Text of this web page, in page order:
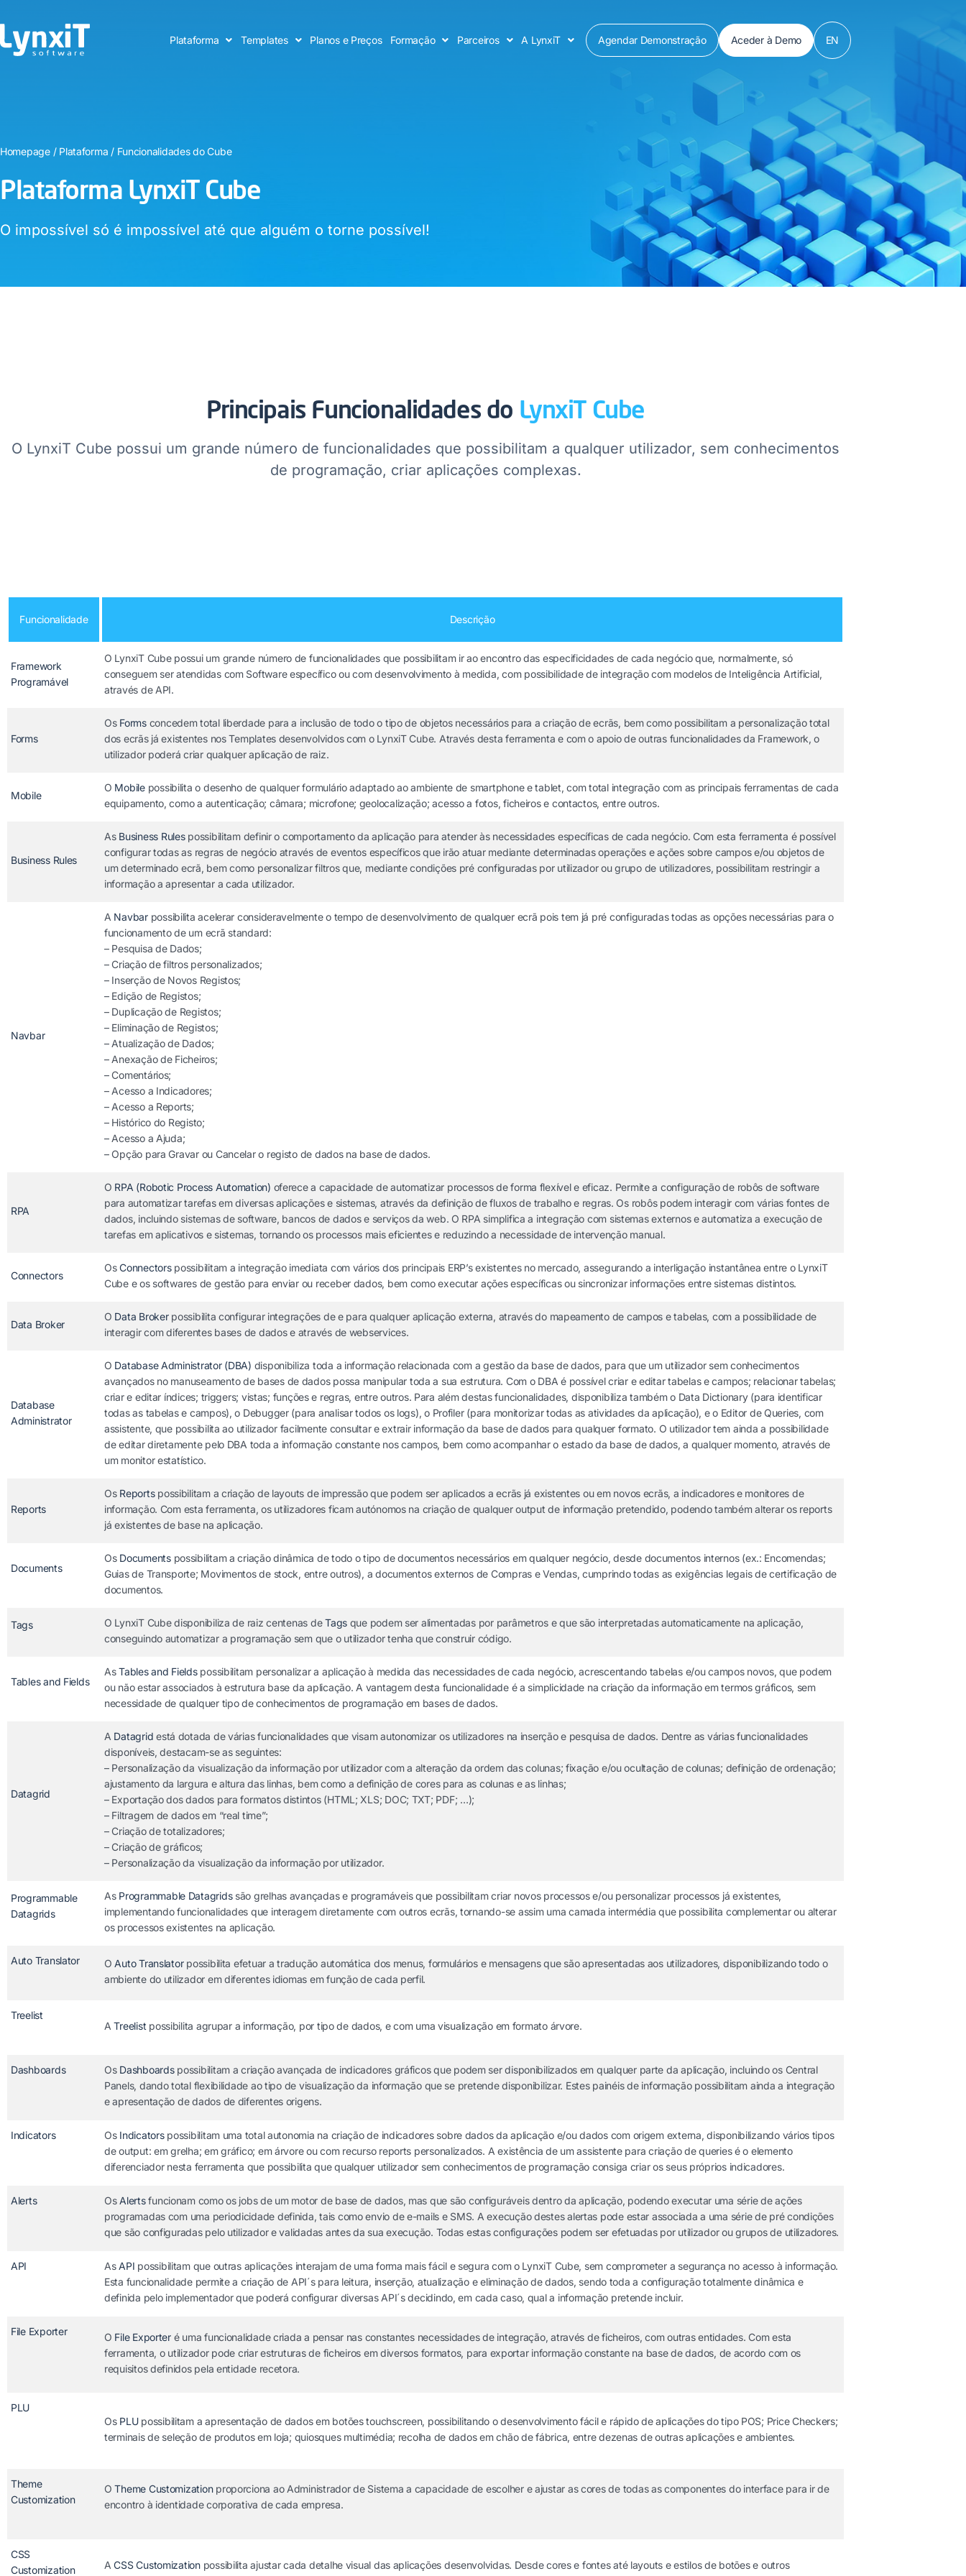
Plataforma Templates Planos e Preços Formação Parceiros A LynxiT Agendar Demonstração Aceder à Demo EN
Homepage/ Plataforma / Funcionalidades do Cube
Plataforma LynxiT Cube
O impossível só é impossível até que alguém o torne possível!​
Principais Funcionalidades do LynxiT Cube
O LynxiT Cube possui um grande número de funcionalidades que possibilitam a​ qualquer utilizador, sem conhecimentos
de programação, criar aplicações complexas.​
Funcionalidade Descrição
Framework
Programável
O LynxiT Cube possui um grande número de funcionalidades que possibilitam ir ao encontro das especificidades de cada negócio que, normalmente, só
conseguem ser atendidas com Software específico ou com desenvolvimento à medida, com possibilidade de integração com modelos de Inteligência Artificial,
através de API.
Forms
Os Formsconcedem total liberdade para a inclusão de todo o tipo de objetos necessários para a criação de ecrãs, bem como possibilitam a personalização total
dos ecrãs já existentes nos Templates desenvolvidos com o LynxiT Cube. Através desta ferramenta e com o apoio de outras funcionalidades da Framework, o
utilizador poderá criar qualquer aplicação de raiz.
Mobile
O Mobilepossibilita o desenho de qualquer formulário adaptado ao ambiente de smartphone e tablet, com total integração com as principais ferramentas de cada
equipamento, como a autenticação; câmara; microfone; geolocalização; acesso a fotos, ficheiros e contactos, entre outros.
Business Rules
As Business Rulespossibilitam definir o comportamento da aplicação para atender às necessidades específicas de cada negócio. Com esta ferramenta é possível
configurar todas as regras de negócio através de eventos específicos que irão atuar mediante determinadas operações e ações sobre campos e/ou objetos de
um determinado ecrã, bem como personalizar filtros que, mediante condições pré configuradas por utilizador ou grupo de utilizadores, possibilitam restringir a
informação a apresentar a cada utilizador.
Navbar
A Navbarpossibilita acelerar consideravelmente o tempo de desenvolvimento de qualquer ecrã pois tem já pré configuradas todas as opções necessárias para o
funcionamento de um ecrã standard:
– Pesquisa de Dados;
– Criação de filtros personalizados;
– Inserção de Novos Registos;
– Edição de Registos;
– Duplicação de Registos;
– Eliminação de Registos;
– Atualização de Dados;
– Anexação de Ficheiros;
– Comentários;
– Acesso a Indicadores;
– Acesso a Reports;
– Histórico do Registo;
– Acesso a Ajuda;
– Opção para Gravar ou Cancelar o registo de dados na base de dados.
RPA
O RPA (Robotic Process Automation) oferece a capacidade de automatizar processos de forma flexível e eficaz. Permite a configuração de robôs de software
para automatizar tarefas em diversas aplicações e sistemas, através da definição de fluxos de trabalho e regras. Os robôs podem interagir com várias fontes de
dados, incluindo sistemas de software, bancos de dados e serviços da web. O RPA simplifica a integração com sistemas externos e automatiza a execução de
tarefas em aplicativos e sistemas, tornando os processos mais eficientes e reduzindo a necessidade de intervenção manual.
Connectors
OsConnectorspossibilitam a integração imediata com vários dos principais ERP’s existentes no mercado, assegurando a interligação instantânea entre o LynxiT
Cube e os softwares de gestão para enviar ou receber dados, bem como executar ações específicas ou sincronizar informações entre sistemas distintos.
Data Broker
O Data Brokerpossibilita configurar integrações de e para qualquer aplicação externa, através do mapeamento de campos e tabelas, com a possibilidade de
interagir com diferentes bases de dados e através de webservices.
Database
Administrator
O Database Administrator (DBA) disponibiliza toda a informação relacionada com a gestão da base de dados, para que um utilizador sem conhecimentos
avançados no manuseamento de bases de dados possa manipular toda a sua estrutura. Com o DBA é possível criar e editar tabelas e campos; relacionar tabelas;
criar e editar índices; triggers; vistas; funções e regras, entre outros. Para além destas funcionalidades, disponibiliza também o Data Dictionary (para identificar
todas as tabelas e campos), o Debugger (para analisar todos os logs), o Profiler (para monitorizar todas as atividades da aplicação), e o Editor de Queries, com
assistente, que possibilita ao utilizador facilmente consultar e extrair informação da base de dados para qualquer formato. O utilizador tem ainda a possibilidade
de editar diretamente pelo DBA toda a informação constante nos campos, bem como acompanhar o estado da base de dados, a qualquer momento, através de
um monitor estatístico.
Reports
Os Reportspossibilitam a criação de layouts de impressão que podem ser aplicados a ecrãs já existentes ou em novos ecrãs, a indicadores e monitores de
informação. Com esta ferramenta, os utilizadores ficam autónomos na criação de qualquer output de informação pretendido, podendo também alterar os reports
já existentes de base na aplicação.
Documents
Os Documentspossibilitam a criação dinâmica de todo o tipo de documentos necessários em qualquer negócio, desde documentos internos (ex.: Encomendas;
Guias de Transporte; Movimentos de stock, entre outros), a documentos externos de Compras e Vendas, cumprindo todas as exigências legais de certificação de
documentos.
Tags O LynxiT Cube disponibiliza de raiz centenas deTagsque podem ser alimentadas por parâmetros e que são interpretadas automaticamente na aplicação,
conseguindo automatizar a programação sem que o utilizador tenha que construir código.
Tables and Fields
AsTables and Fieldspossibilitam personalizar a aplicação à medida das necessidades de cada negócio, acrescentando tabelas e/ou campos novos, que podem
ou não estar associados à estrutura base da aplicação. A vantagem desta funcionalidade é a simplicidade na criação da informação em termos gráficos, sem
necessidade de qualquer tipo de conhecimentos de programação em bases de dados.
Datagrid
A Datagrid está dotada de várias funcionalidades que visam autonomizar os utilizadores na inserção e pesquisa de dados. Dentre as várias funcionalidades
disponíveis, destacam-se as seguintes:
– Personalização da visualização da informação por utilizador com a alteração da ordem das colunas; fixação e/ou ocultação de colunas; definição de ordenação;
ajustamento da largura e altura das linhas, bem como a definição de cores para as colunas e as linhas;
– Exportação dos dados para formatos distintos (HTML; XLS; DOC; TXT; PDF; …);
– Filtragem de dados em “real time”;
– Criação de totalizadores;
– Criação de gráficos;
– Personalização da visualização da informação por utilizador.
Programmable
Datagrids
As Programmable Datagridssão grelhas avançadas e programáveis que possibilitam criar novos processos e/ou personalizar processos já existentes,
implementando funcionalidades que interagem diretamente com outros ecrãs, tornando-se assim uma camada intermédia que possibilita complementar ou alterar
os processos existentes na aplicação.
Auto Translator O Auto Translatorpossibilita efetuar a tradução automática dos menus, formulários e mensagens que são apresentadas aos utilizadores, disponibilizando todo o
ambiente do utilizador em diferentes idiomas em função de cada perfil.
Treelist
ATreelist possibilita agrupar a informação, por tipo de dados, e com uma visualização em formato árvore.
Dashboards Os Dashboardspossibilitam a criação avançada de indicadores gráficos que podem ser disponibilizados em qualquer parte da aplicação, incluindo os Central
Panels, dando total flexibilidade ao tipo de visualização da informação que se pretende disponibilizar. Estes painéis de informação possibilitam ainda a integração
e apresentação de dados de diferentes origens.
Indicators Os Indicatorspossibilitam uma total autonomia na criação de indicadores sobre dados da aplicação e/ou dados com origem externa, disponibilizando vários tipos
de output: em grelha; em gráfico; em árvore ou com recurso reports personalizados. A existência de um assistente para criação de queries é o elemento
diferenciador nesta ferramenta que possibilita que qualquer utilizador sem conhecimentos de programação consiga criar os seus próprios indicadores.
Alerts Os Alertsfuncionam como os jobs de um motor de base de dados, mas que são configuráveis dentro da aplicação, podendo executar uma série de ações
programadas com uma periodicidade definida, tais como envio de e-mails e SMS. A execução destes alertas pode estar associada a uma série de pré condições
que são configuradas pelo utilizador e validadas antes da sua execução. Todas estas configurações podem ser efetuadas por utilizador ou grupos de utilizadores.
API AsAPI possibilitam que outras aplicações interajam de uma forma mais fácil e segura com o LynxiT Cube, sem comprometer a segurança no acesso à informação.
Esta funcionalidade permite a criação de API´s para leitura, inserção, atualização e eliminação de dados, sendo toda a configuração totalmente dinâmica e
definida pelo implementador que poderá configurar diversas API´s decidindo, em cada caso, qual a informação pretende incluir.
File Exporter O File Exporteré uma funcionalidade criada a pensar nas constantes necessidades de integração, através de ficheiros, com outras entidades. Com esta
ferramenta, o utilizador pode criar estruturas de ficheiros em diversos formatos, para exportar informação constante na base de dados, de acordo com os
requisitos definidos pela entidade recetora.
PLU
Os PLUpossibilitam a apresentação de dados em botões touchscreen, possibilitando o desenvolvimento fácil e rápido de aplicações do tipo POS; Price Checkers;
terminais de seleção de produtos em loja; quiosques multimédia; recolha de dados em chão de fábrica, entre dezenas de outras aplicações e ambientes.
Theme
Customization
OTheme Customization proporciona ao Administrador de Sistema a capacidade de escolher e ajustar as cores de todas as componentes do interface para ir de
encontro à identidade corporativa de cada empresa.
CSS
Customization
ACSS Customizationpossibilita ajustar cada detalhe visual das aplicações desenvolvidas. Desde cores e fontes até layouts e estilos de botões e outros